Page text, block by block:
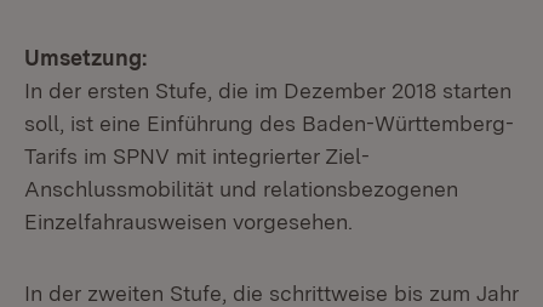
Umsetzung:
In der ersten Stufe, die im Dezember 2018 starten
soll, ist eine Einführung des Baden-Württemberg-
Tarifs im SPNV mit integrierter Ziel-
Anschlussmobilität und relationsbezogenen
Einzelfahrausweisen vorgesehen.
In der zweiten Stufe, die schrittweise bis zum Jahr